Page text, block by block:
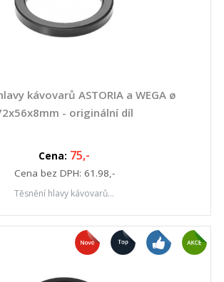
kávovarů ASTORIA a WEGA ø
- originální díl
Cena: 75,-
Cena bez DPH: 61.98,-
Těsnění hlavy kávovarů...